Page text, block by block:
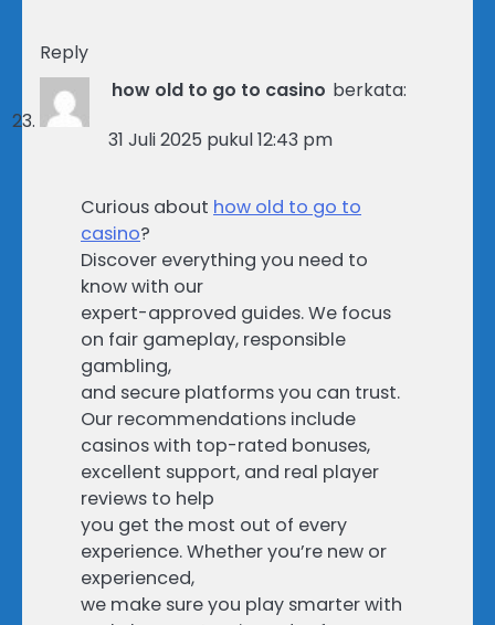
Reply
how old to go to casino berkata:
31 Juli 2025 pukul 12:43 pm
Curious about how old to go to
casino?
Discover everything you need to
know with our
expert-approved guides. We focus
on fair gameplay, responsible
gambling,
and secure platforms you can trust.
Our recommendations include
casinos with top-rated bonuses,
excellent support, and real player
reviews to help
you get the most out of every
experience. Whether you’re new or
experienced,
we make sure you play smarter with